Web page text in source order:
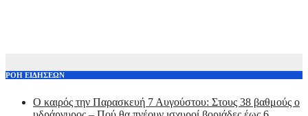
ΡΟΗ ΕΙΔΗΣΕΩΝ
Ο καιρός την Παρασκευή 7 Αυγούστου: Στους 38 βαθμούς ο